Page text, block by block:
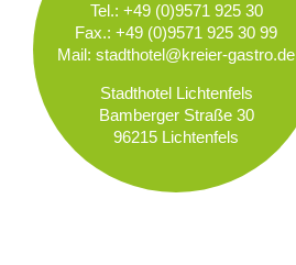
Tel.: +49 (0)9571 925 30
Fax.: +49 (0)9571 925 30 99
Mail: stadthotel@kreier-gastro.de
Stadthotel Lichtenfels
Bamberger Straße 30
96215 Lichtenfels